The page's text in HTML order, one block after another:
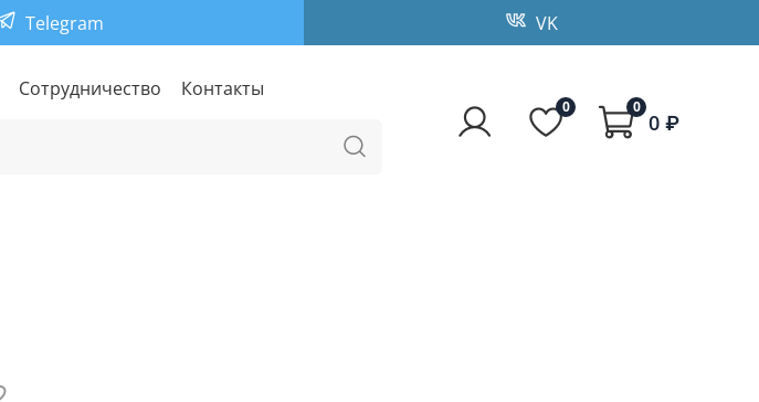
Telegram VK
Сотрудничество Контакты
0 0
0 ₽